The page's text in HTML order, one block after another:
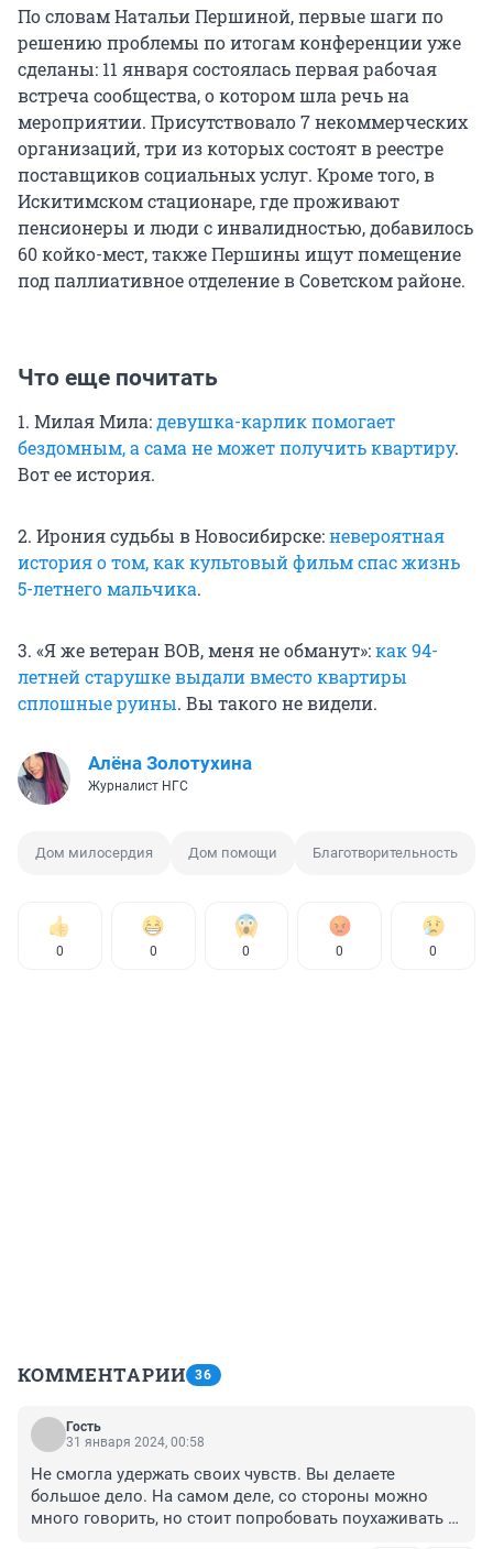
По словам Натальи Першиной, первые шаги по
решению проблемы по итогам конференции уже
сделаны: 11 января состоялась первая рабочая
встреча сообщества, о котором шла речь на
мероприятии. Присутствовало 7 некоммерческих
организаций, три из которых состоят в реестре
поставщиков социальных услуг. Кроме того, в
Искитимском стационаре, где проживают
пенсионеры и люди с инвалидностью, добавилось
60 койко-мест, также Першины ищут помещение
под паллиативное отделение в Советском районе.
Что еще почитать
1. Милая Мила:девушка-карлик помогает
бездомным, а сама не может получить квартиру.
Вот ее история.
2. Ирония судьбы в Новосибирске:невероятная
история о том, как культовый фильм спас жизнь
5-летнего мальчика.
3. «Я же ветеран ВОВ, меня не обманут»:как 94-
летней старушке выдали вместо квартиры
сплошные руины. Вы такого не видели.
Алёна Золотухина
Журналист НГС
Дом милосердия Дом помощи Благотворительность
0 0 0 0 0
КОММЕНТАРИИ 36
Гость
31 января 2024, 00:58
Не смогла удержать своих чувств. Вы делаете
большое дело. На самом деле, со стороны можно
много говорить, но стоит попробовать поухаживать